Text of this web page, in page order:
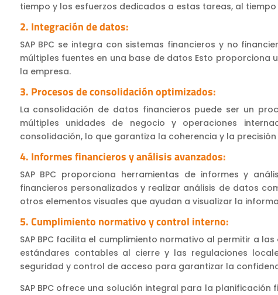
tiempo y los esfuerzos dedicados a estas tareas, al
2. Integración de datos:
SAP BPC se integra con sistemas financieros y no
múltiples fuentes en una base de datos Esto
la empresa.
3. Procesos de consolidación optimizados:
La consolidación de datos financieros puede ser un
múltiples unidades de negocio y operaciones
consolidación, lo que garantiza la coherencia y la
4. Informes financieros y análisis avanzados:
SAP BPC proporciona herramientas de informes y
financieros personalizados y realizar análisis de datos
otros elementos visuales que ayudan a visualizar la
5. Cumplimiento normativo y control interno:
SAP BPC facilita el cumplimiento normativo al permitir a
estándares contables al cierre y las regulaciones
seguridad y control de acceso para garantizar la
SAP BPC ofrece una solución integral para la